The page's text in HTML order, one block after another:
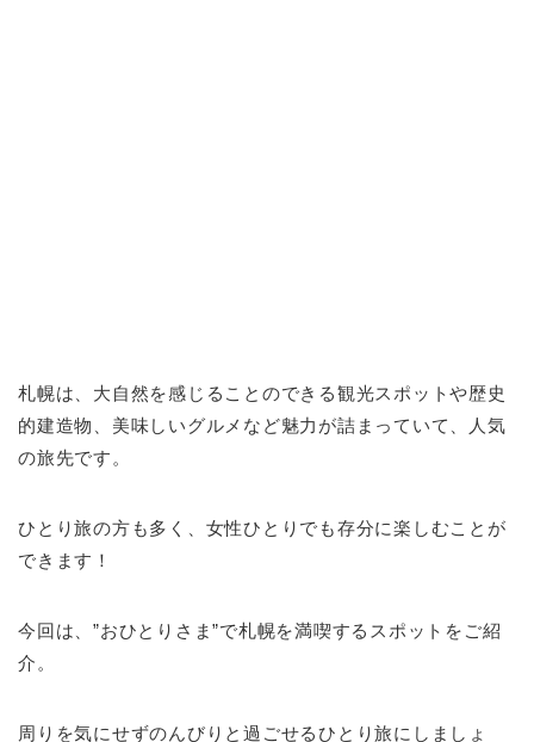
札幌は、大自然を感じることのできる観光スポットや歴史
的建造物、美味しいグルメなど魅力が詰まっていて、人気
の旅先です。
ひとり旅の方も多く、女性ひとりでも存分に楽しむことが
できます！
今回は、”おひとりさま”で札幌を満喫するスポットをご紹
介。
周りを気にせずのんびりと過ごせるひとり旅にしましょ